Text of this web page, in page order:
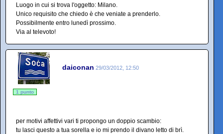
Luogo in cui si trova l'oggetto: Milano.
Unico requisito che chiedo è che veniate a prenderlo.
Possibilmente entro lunedì prossimo.
Via al televoto!
daiconan 29/03/2012, 12:50
1 punto
per motivi affettivi vari ti propongo un doppio scambio:
tu lasci questo a tua sorella e io mi prendo il divano letto di brì.